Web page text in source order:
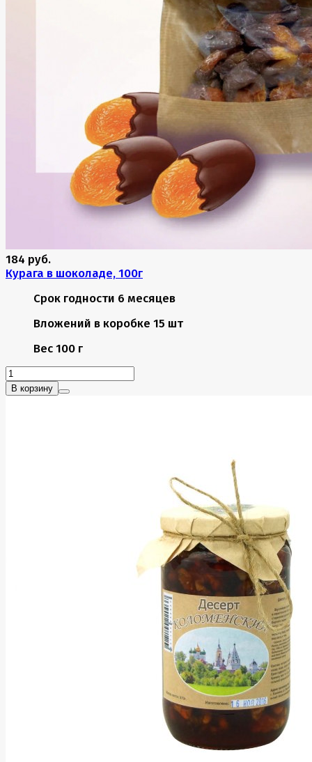
184 руб.
Курага в шоколаде, 100г
Срок годности 6 месяцев
Вложений в коробке 15 шт
Вес 100 г
В корзину